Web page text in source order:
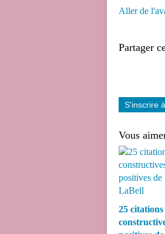
Aller de
Partager
S'inscrire
Vous
25 citations